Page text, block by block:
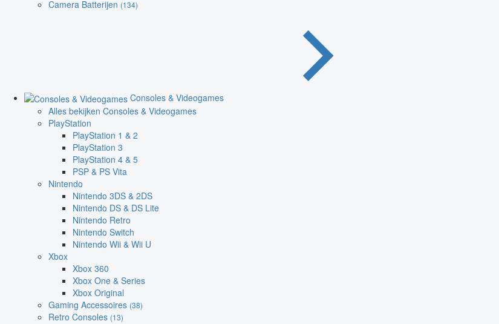
Camera Batterijen (134)
Consoles & Videogames
Alles bekijken Consoles & Videogames
PlayStation
PlayStation 1 & 2
PlayStation 3
PlayStation 4 & 5
PSP & PS Vita
Nintendo
Nintendo 3DS & 2DS
Nintendo DS & DS Lite
Nintendo Retro
Nintendo Switch
Nintendo Wii & Wii U
Xbox
Xbox 360
Xbox One & Series
Xbox Original
Gaming Accessoires (38)
Retro Consoles (13)